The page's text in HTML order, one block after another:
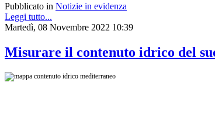
Pubblicato in Notizie in evidenza
Leggi tutto...
Martedì, 08 Novembre 2022 10:39
Misurare il contenuto idrico del